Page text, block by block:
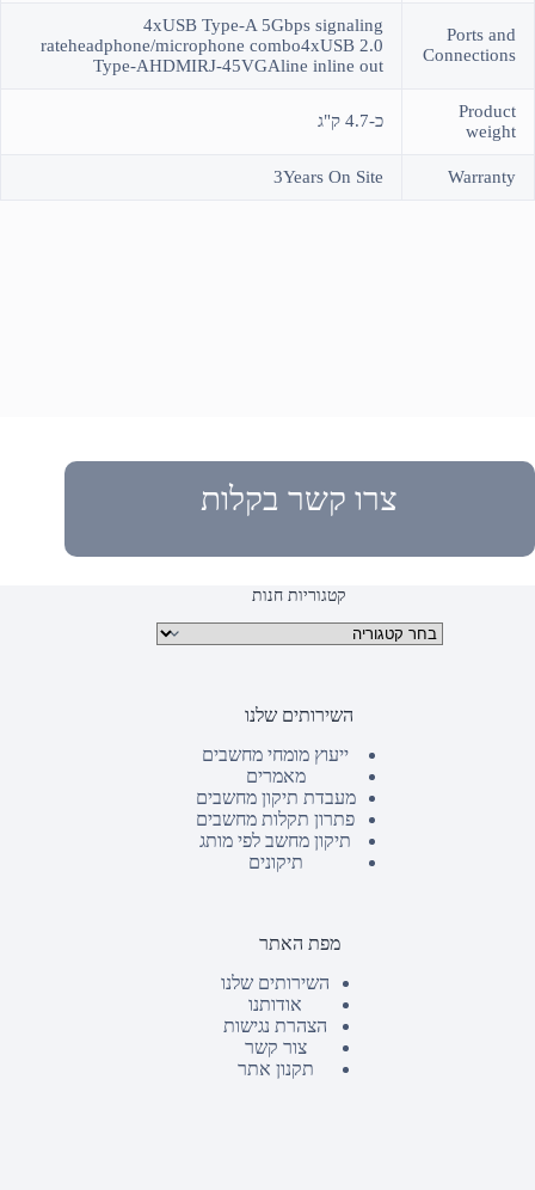
Ports and
Connections
4xUSB Type-A 5Gbps signaling
rateheadphone/microphone combo4xUSB 2.0
Type-AHDMIRJ-45VGAline inline out
Product
weight
כ-4.7 ק"ג
Warranty
3Years On Site
צרו קשר בקלות
קטגוריות חנות
קטגוריות מוצרים
השירותים שלנו
ייעוץ מומחי מחשבים
מאמרים
מעבדת תיקון מחשבים
פתרון תקלות מחשבים
תיקון מחשב לפי מותג
תיקונים
מפת האתר
השירותים שלנו
אודותנו
הצהרת נגישות
צור קשר
תקנון אתר